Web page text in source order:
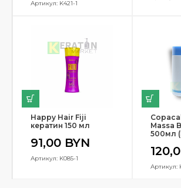
Артикул: K421-1
Happy Hair Fiji
кератин 150 мл
91,00 BYN
Артикул: K085-1
Massa
500мл
Артикул: